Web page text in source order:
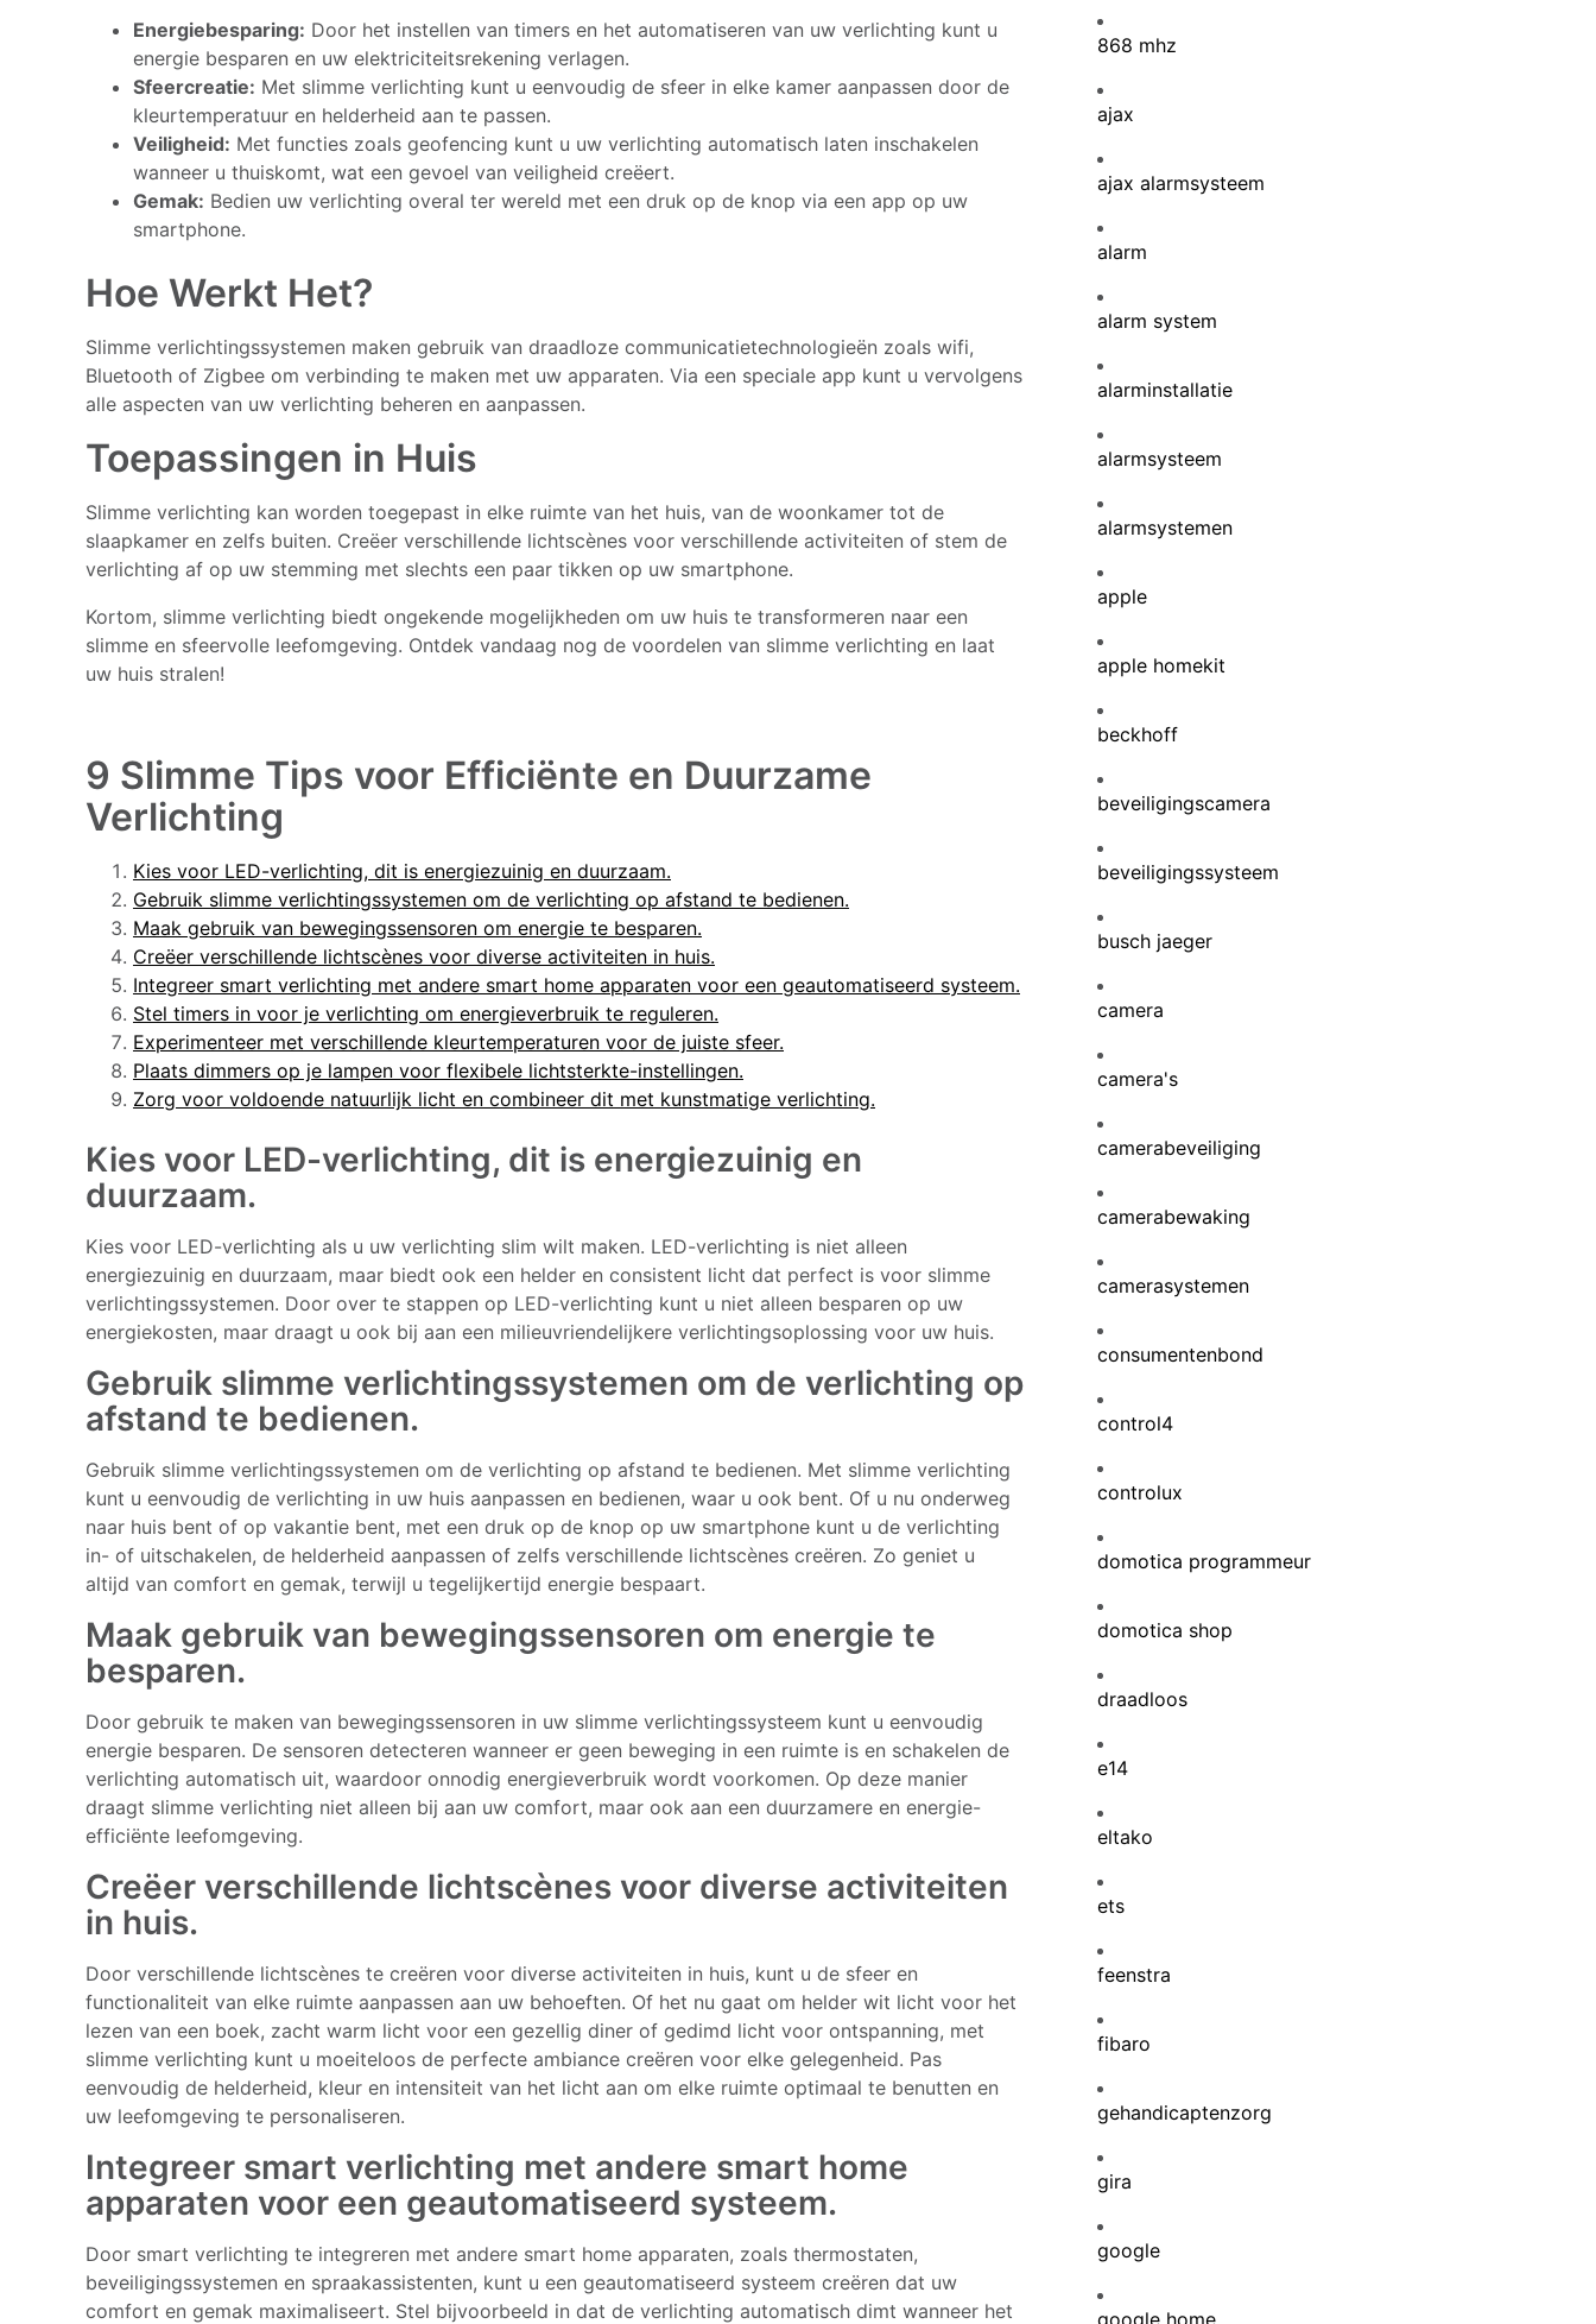
Energiebesparing: Door het instellen van timers en het automatiseren van uw verlichting kunt u
energie besparen en uw elektriciteitsrekening verlagen.
Sfeercreatie: Met slimme verlichting kunt u eenvoudig de sfeer in elke kamer aanpassen door de
kleurtemperatuur en helderheid aan te passen.
Veiligheid: Met functies zoals geofencing kunt u uw verlichting automatisch laten inschakelen
wanneer u thuiskomt, wat een gevoel van veiligheid creëert.
Gemak: Bedien uw verlichting overal ter wereld met een druk op de knop via een app op uw
smartphone.
Hoe Werkt Het?
Slimme verlichtingssystemen maken gebruik van draadloze communicatietechnologieën zoals wifi,
Bluetooth of Zigbee om verbinding te maken met uw apparaten. Via een speciale app kunt u vervolgens
alle aspecten van uw verlichting beheren en aanpassen.
Toepassingen in Huis
Slimme verlichting kan worden toegepast in elke ruimte van het huis, van de woonkamer tot de
slaapkamer en zelfs buiten. Creëer verschillende lichtscènes voor verschillende activiteiten of stem de
verlichting af op uw stemming met slechts een paar tikken op uw smartphone.
Kortom, slimme verlichting biedt ongekende mogelijkheden om uw huis te transformeren naar een
slimme en sfeervolle leefomgeving. Ontdek vandaag nog de voordelen van slimme verlichting en laat
uw huis stralen!
9 Slimme Tips voor Efficiënte en Duurzame
Verlichting
Kies voor LED-verlichting, dit is energiezuinig en duurzaam.
Gebruik slimme verlichtingssystemen om de verlichting op afstand te bedienen.
Maak gebruik van bewegingssensoren om energie te besparen.
Creëer verschillende lichtscènes voor diverse activiteiten in huis.
Integreer smart verlichting met andere smart home apparaten voor een geautomatiseerd systeem.
Stel timers in voor je verlichting om energieverbruik te reguleren.
Experimenteer met verschillende kleurtemperaturen voor de juiste sfeer.
Plaats dimmers op je lampen voor flexibele lichtsterkte-instellingen.
Zorg voor voldoende natuurlijk licht en combineer dit met kunstmatige verlichting.
Kies voor LED-verlichting, dit is energiezuinig en
duurzaam.
Kies voor LED-verlichting als u uw verlichting slim wilt maken. LED-verlichting is niet alleen
energiezuinig en duurzaam, maar biedt ook een helder en consistent licht dat perfect is voor slimme
verlichtingssystemen. Door over te stappen op LED-verlichting kunt u niet alleen besparen op uw
energiekosten, maar draagt u ook bij aan een milieuvriendelijkere verlichtingsoplossing voor uw huis.
Gebruik slimme verlichtingssystemen om de verlichting op
afstand te bedienen.
Gebruik slimme verlichtingssystemen om de verlichting op afstand te bedienen. Met slimme verlichting
kunt u eenvoudig de verlichting in uw huis aanpassen en bedienen, waar u ook bent. Of u nu onderweg
naar huis bent of op vakantie bent, met een druk op de knop op uw smartphone kunt u de verlichting
in- of uitschakelen, de helderheid aanpassen of zelfs verschillende lichtscènes creëren. Zo geniet u
altijd van comfort en gemak, terwijl u tegelijkertijd energie bespaart.
Maak gebruik van bewegingssensoren om energie te
besparen.
Door gebruik te maken van bewegingssensoren in uw slimme verlichtingssysteem kunt u eenvoudig
energie besparen. De sensoren detecteren wanneer er geen beweging in een ruimte is en schakelen de
verlichting automatisch uit, waardoor onnodig energieverbruik wordt voorkomen. Op deze manier
draagt slimme verlichting niet alleen bij aan uw comfort, maar ook aan een duurzamere en energie-
efficiënte leefomgeving.
Creëer verschillende lichtscènes voor diverse activiteiten
in huis.
Door verschillende lichtscènes te creëren voor diverse activiteiten in huis, kunt u de sfeer en
functionaliteit van elke ruimte aanpassen aan uw behoeften. Of het nu gaat om helder wit licht voor het
lezen van een boek, zacht warm licht voor een gezellig diner of gedimd licht voor ontspanning, met
slimme verlichting kunt u moeiteloos de perfecte ambiance creëren voor elke gelegenheid. Pas
eenvoudig de helderheid, kleur en intensiteit van het licht aan om elke ruimte optimaal te benutten en
uw leefomgeving te personaliseren.
Integreer smart verlichting met andere smart home
apparaten voor een geautomatiseerd systeem.
Door smart verlichting te integreren met andere smart home apparaten, zoals thermostaten,
beveiligingssystemen en spraakassistenten, kunt u een geautomatiseerd systeem creëren dat uw
comfort en gemak maximaliseert. Stel bijvoorbeeld in dat de verlichting automatisch dimt wanneer het
868 mhz
ajax
ajax alarmsysteem
alarm
alarm system
alarminstallatie
alarmsysteem
alarmsystemen
apple
apple homekit
beckhoff
beveiligingscamera
beveiligingssysteem
busch jaeger
camera
camera's
camerabeveiliging
camerabewaking
camerasystemen
consumentenbond
control4
controlux
domotica programmeur
domotica shop
draadloos
e14
eltako
ets
feenstra
fibaro
gehandicaptenzorg
gira
google
google home